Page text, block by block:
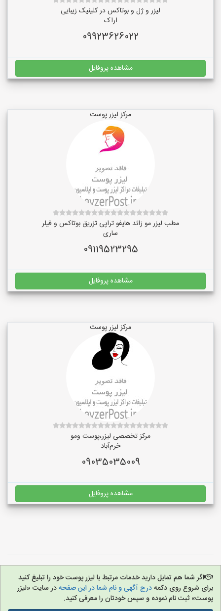
لیزر و ژل و بوتاکس در کلینیک زیبایی
اراک
09923626022
مشاهده پروفایل
مرکز لیزر پوست
مطب لیزر مو زائد هایفو تراپی تزریق بوتاکس و فیلر
ساری
09119523295
مشاهده پروفایل
مرکز لیزر پوست
مرکز تخصصی لیزر،پوست و‌مو
خرم‌آباد
09035035009
مشاهده پروفایل
اگر شما هم تمایل دارید خدمات مرتبط با لیزر پوست خود را تبلیغ کنید
برای شروع روی دکمهدرج آگهی و نام شما در این صفحهدر سایت «لیزر
پوست» ثبت نام نموده و سپس خودتان را معرفی کنید.